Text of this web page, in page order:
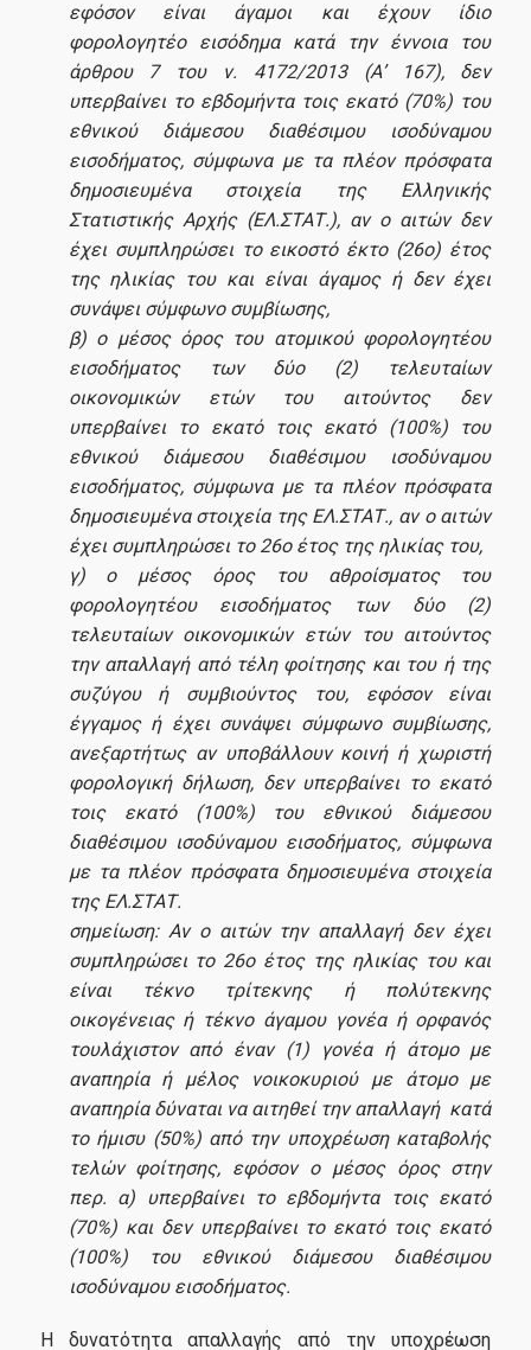
Πιστοποίηση
Αξιολόγηση εκπαιδευτικού έργου
Δεδομένα Ποιότητας
ΜΟΔΙΠ
Επικοινωνία
Χρήσιμοι σύνδεσμοι
Νέα
εφόσον είναι άγαμοι και έχουν ίδιο
φορολογητέο εισόδημα κατά την έννοια του
άρθρου 7 του ν. 4172/2013 (Α’ 167), δεν
υπερβαίνει το εβδομήντα τοις εκατό (70%) του
εθνικού διάμεσου διαθέσιμου ισοδύναμου
εισοδήματος, σύμφωνα με τα πλέον πρόσφατα
δημοσιευμένα στοιχεία της Ελληνικής
Στατιστικής Αρχής (ΕΛ.ΣΤΑΤ.), αν ο αιτών δεν
έχει συμπληρώσει το εικοστό έκτο (26ο) έτος
της ηλικίας του και είναι άγαμος ή δεν έχει
συνάψει σύμφωνο συμβίωσης,
β) ο μέσος όρος του ατομικού φορολογητέου
εισοδήματος των δύο (2) τελευταίων
οικονομικών ετών του αιτούντος δεν
υπερβαίνει το εκατό τοις εκατό (100%) του
εθνικού διάμεσου διαθέσιμου ισοδύναμου
εισοδήματος, σύμφωνα με τα πλέον πρόσφατα
δημοσιευμένα στοιχεία της ΕΛ.ΣΤΑΤ., αν ο αιτών
έχει συμπληρώσει το 26ο έτος της ηλικίας του,
γ) ο μέσος όρος του αθροίσματος του
φορολογητέου εισοδήματος των δύο (2)
τελευταίων οικονομικών ετών του αιτούντος
την απαλλαγή από τέλη φοίτησης και του ή της
συζύγου ή συμβιούντος του, εφόσον είναι
έγγαμος ή έχει συνάψει σύμφωνο συμβίωσης,
ανεξαρτήτως αν υποβάλλουν κοινή ή χωριστή
φορολογική δήλωση, δεν υπερβαίνει το εκατό
τοις εκατό (100%) του εθνικού διάμεσου
διαθέσιμου ισοδύναμου εισοδήματος, σύμφωνα
με τα πλέον πρόσφατα δημοσιευμένα στοιχεία
της ΕΛ.ΣΤΑΤ.
σημείωση: Αν ο αιτών την απαλλαγή δεν έχει
συμπληρώσει το 26ο έτος της ηλικίας του και
είναι τέκνο τρίτεκνης ή πολύτεκνης
οικογένειας ή τέκνο άγαμου γονέα ή ορφανός
τουλάχιστον από έναν (1) γονέα ή άτομο με
αναπηρία ή μέλος νοικοκυριού με άτομο με
αναπηρία δύναται να αιτηθεί την απαλλαγή κατά
το ήμισυ (50%) από την υποχρέωση καταβολής
τελών φοίτησης, εφόσον ο μέσος όρος στην
περ. α) υπερβαίνει το εβδομήντα τοις εκατό
(70%) και δεν υπερβαίνει το εκατό τοις εκατό
(100%) του εθνικού διάμεσου διαθέσιμου
ισοδύναμου εισοδήματος.
Η δυνατότητα απαλλαγής από την υποχρέωση